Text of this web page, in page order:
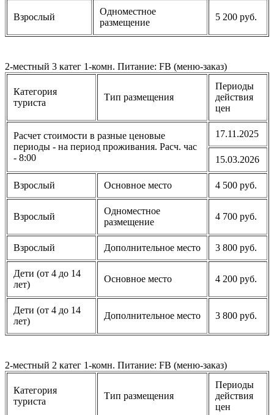
Взрослый
Одноместное
размещение
5 200 руб.
2-местный 3 катег 1-комн. Питание: FB (меню-заказ)
Категория
туриста
Тип размещения
Периоды
действия
цен
Расчет стоимости в разные ценовые
периоды - на период проживания. Расч. час
- 8:00
17.11.2025
15.03.2026
Взрослый Основное место 4 500 руб.
Взрослый
Одноместное
размещение
4 700 руб.
Взрослый Дополнительное место 3 800 руб.
Дети (от 4 до 14
лет)
Основное место 4 200 руб.
Дети (от 4 до 14
лет)
Дополнительное место 3 800 руб.
2-местный 2 катег 1-комн. Питание: FB (меню-заказ)
Категория
туриста
Тип размещения
Периоды
действия
цен